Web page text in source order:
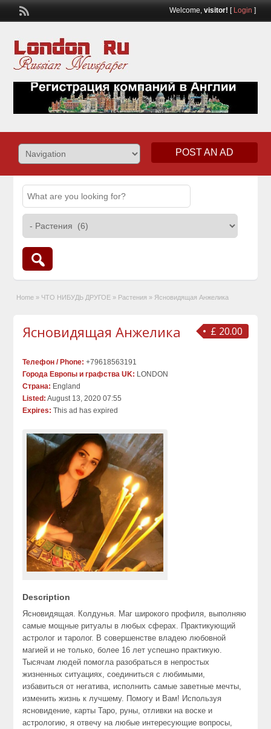
Welcome, visitor! [ Login ]
POST AN AD
Home » ЧТО НИБУДЬ ДРУГОЕ » Растения » Ясновидящая Анжелика
£ 20.00
Ясновидящая Анжелика
Телефон / Phone: +79618563191
Города Европы и графства UK: LONDON
Страна: England
Listed: August 13, 2020 07:55
Expires: This ad has expired
Description
Ясновидящая. Колдунья. Маг широкого профиля, выполняю
самые мощные ритуалы в любых сферах. Практикующий
астролог и таролог. В совершенстве владею любовной
магией и не только, более 16 лет успешно практикую.
Тысячам людей помогла разобраться в непростых
жизненных ситуациях, соединиться с любимыми,
избавиться от негатива, исполнить самые заветные мечты,
изменить жизнь к лучшему. Помогу и Вам! Используя
ясновидение, карты Таро, руны, отливки на воске и
астрологию, я отвечу на любые интересующие вопросы,